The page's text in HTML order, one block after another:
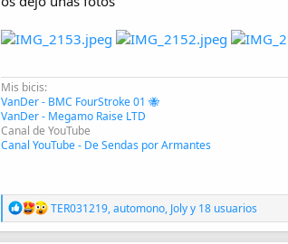
Mis bicis:
VanDer - BMC FourStroke 01 🐝
VanDer - Megamo Raise LTD
Canal de YouTube
Canal YouTube - De Sendas por Armantes
R
e
a
TER031219,automono, Jolyy 18 usuarios